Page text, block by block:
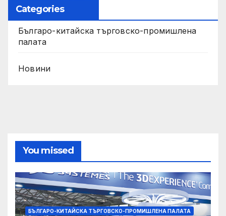
Categories
Българо-китайска търговско-промишлена
палата
Новини
You missed
БЪЛГАРО-КИТАЙСКА ТЪРГОВСКО-ПРОМИШЛЕНА ПАЛАТА